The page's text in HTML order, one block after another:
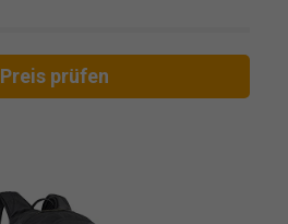
Preis prüfen